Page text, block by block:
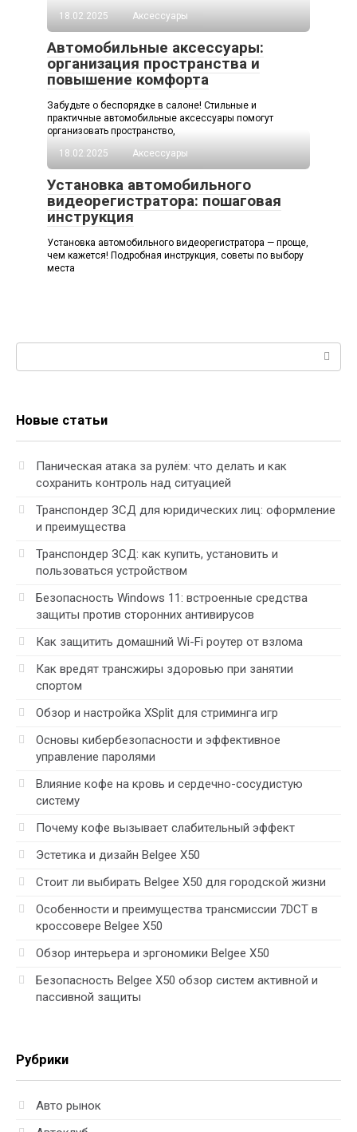
18.02.2025
Аксессуары
Автомобильные аксессуары:
организация пространства и
повышение комфорта
Забудьте о беспорядке в салоне! Стильные и
практичные автомобильные аксессуары помогут
организовать пространство,
18.02.2025
Аксессуары
Установка автомобильного
видеорегистратора: пошаговая
инструкция
Установка автомобильного видеорегистратора — проще,
чем кажется! Подробная инструкция, советы по выбору
места
Новые статьи
Паническая атака за рулём: что делать и как
сохранить контроль над ситуацией
Транспондер ЗСД для юридических лиц: оформление
и преимущества
Транспондер ЗСД: как купить, установить и
пользоваться устройством
Безопасность Windows 11: встроенные средства
защиты против сторонних антивирусов
Как защитить домашний Wi-Fi роутер от взлома
Как вредят трансжиры здоровью при занятии
спортом
Обзор и настройка XSplit для стриминга игр
Основы кибербезопасности и эффективное
управление паролями
Влияние кофе на кровь и сердечно-сосудистую
систему
Почему кофе вызывает слабительный эффект
Эстетика и дизайн Belgee X50
Стоит ли выбирать Belgee X50 для городской жизни
Особенности и преимущества трансмиссии 7DCT в
кроссовере Belgee X50
Обзор интерьера и эргономики Belgee X50
Безопасность Belgee X50 обзор систем активной и
пассивной защиты
Рубрики
Авто рынок